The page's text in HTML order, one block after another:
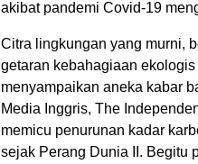
akibat pandemi Covid-19
Citra lingkungan yang murni,
getaran kebahagiaan
menyampaikan aneka kabar
Media Inggris, The
memicu penurunan kadar
sejak Perang Dunia II. Begitu